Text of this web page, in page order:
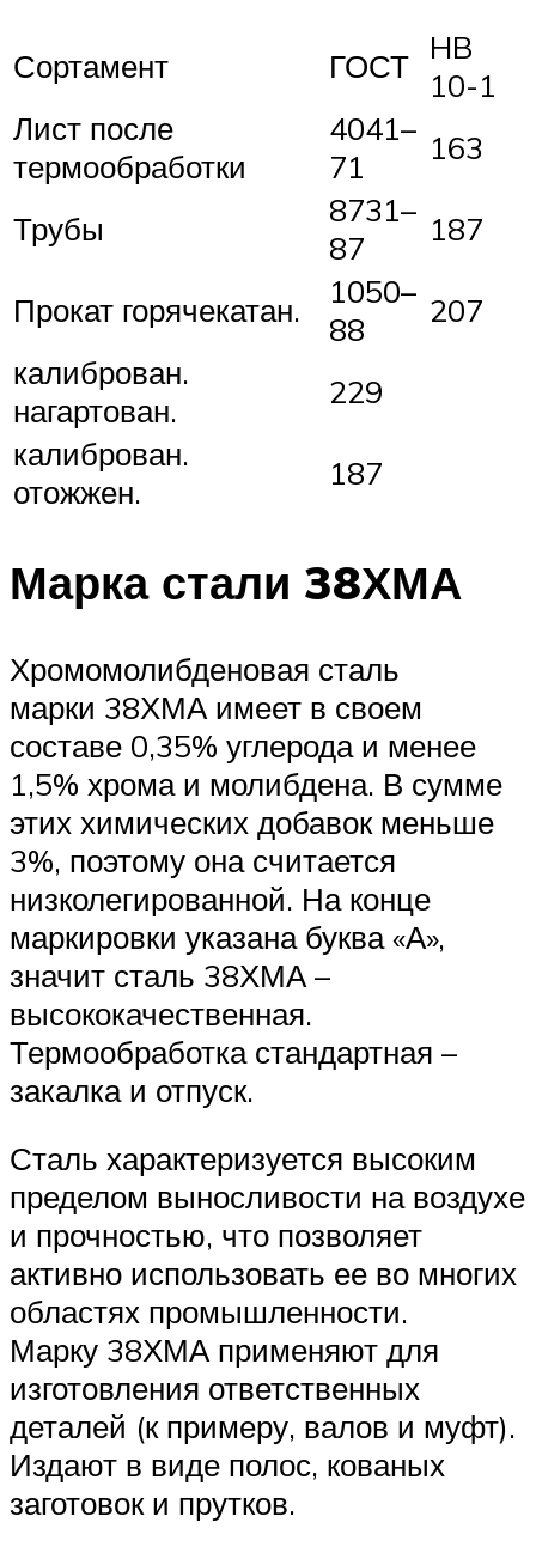
Сортамент ГОСТ HB
10-1
Лист после
термообработки
4041–
71
163
Трубы
8731–
87
187
Прокат горячекатан.
1050–
88
207
калиброван.
нагартован.
229
калиброван.
отожжен.
187
Марка стали 38ХМА
Хромомолибденовая сталь
марки 38ХМА имеет в своем
составе 0,35% углерода и менее
1,5% хрома и молибдена. В сумме
этих химических добавок меньше
3%, поэтому она считается
низколегированной. На конце
маркировки указана буква «А»,
значит сталь 38ХМА –
высококачественная.
Термообработка стандартная –
закалка и отпуск.
Сталь характеризуется высоким
пределом выносливости на воздухе
и прочностью, что позволяет
активно использовать ее во многих
областях промышленности.
Марку 38ХМА применяют для
изготовления ответственных
деталей (к примеру, валов и муфт).
Издают в виде полос, кованых
заготовок и прутков.